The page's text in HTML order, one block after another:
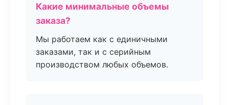
Какие минимальные объемы
заказа?
Мы работаем как с единичными
заказами, так и с серийным
производством любых объемов.